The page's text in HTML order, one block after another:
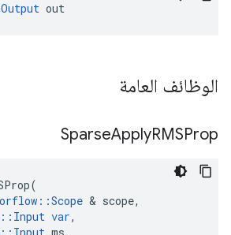
out
الوظائف العامة
SparseApplyRMSProp
(
::Scope & scope,
:: Input var,